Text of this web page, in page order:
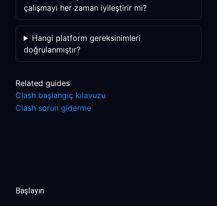
çalışmayı her zaman iyileştirir mi?
Hangi platform gereksinimleri
doğrulanmıştır?
Related guides
Clash başlangıç kılavuzu
Clash sorun giderme
Başlayın